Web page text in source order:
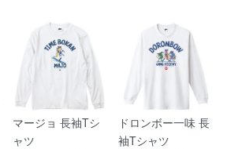
マージョ 長袖Tシ
ャツ
ドロンボー一味 長
袖Tシャツ